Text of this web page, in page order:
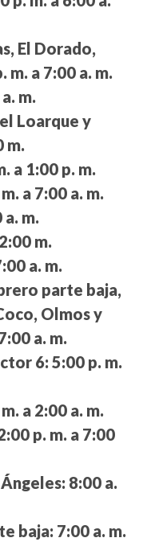
El Dorado,
m. a 7:00 a. m.
m.
Loarque y
m.
a 1:00 p. m.
a 7:00 a. m.
a. m.
m.
a. m.
parte baja,
Olmos y
a. m.
6: 5:00 p. m.
a 2:00 a. m.
p. m. a 7:00
8:00 a.
baja: 7:00 a. m.